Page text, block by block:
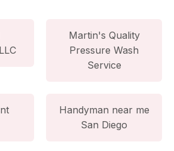
Martin's Quality
Pressure Wash
Service
Handyman near me
San Diego